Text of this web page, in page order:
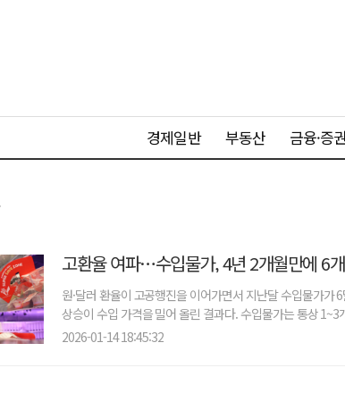
경제일반 부동산 금융·증
고환율 여파…수입물가, 4년 2개월만에 6
원·달러 환율이 고공행진을 이어가면서 지난달 수입물가
상승이 수입 가격을 밀어 올린 결과다. 수입물가는 통상 1~3
2026-01-14 18:45:32